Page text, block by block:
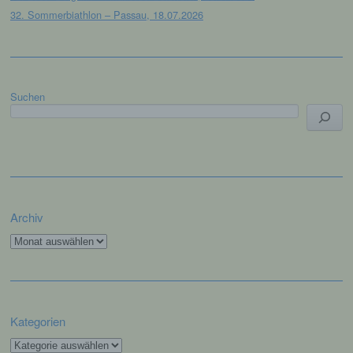
32. Sommerbiathlon – Passau, 18.07.2026
Suchen
Archiv
Archiv
Kategorien
Kategorien
verwendete Betriebssystem, (3) die Internetseite,
Unterwebseiten, welche über ein zugreifendes
Zugriffs auf die Internetseite, (6) eine Internet-
Bei der Nutzung dieser allgemeinen Daten und
Informationen ziehen wird keine Rückschlüsse auf
die betroffene Person. Diese Informationen werden
Funktionsfähigkeit unserer
informationstechnologischen Systeme und der